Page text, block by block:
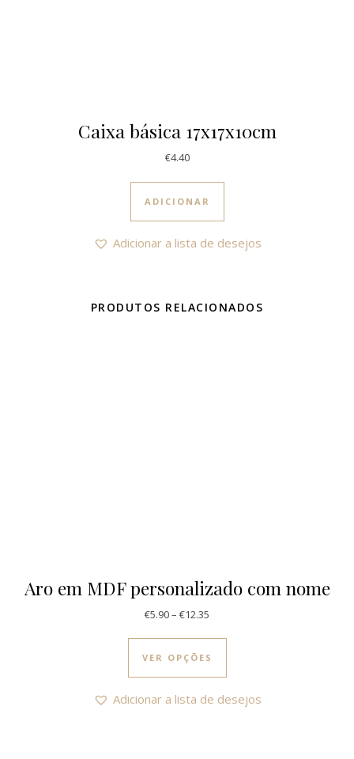
Caixa básica 17x17x10cm
€4.40
ADICIONAR
Adicionar a lista de desejos
PRODUTOS RELACIONADOS
Aro em MDF personalizado com nome
€5.90– €12.35
VER OPÇÕES
This product has
Adicionar a lista de desejos